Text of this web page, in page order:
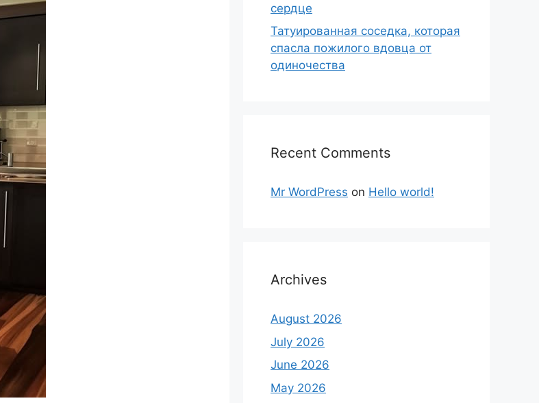
сердце
Татуированная соседка, которая
спасла пожилого вдовца от
одиночества
Recent Comments
Mr WordPress on Hello world!
Archives
August 2026
July 2026
June 2026
May 2026